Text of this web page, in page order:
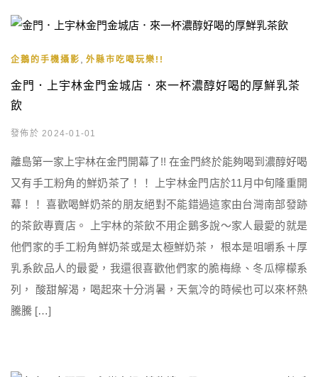
企鵝的手機攝影 外縣市吃喝玩樂!!
金門．上宇林金門金城店．來一杯濃醇好喝的厚鮮乳茶
飲
發佈於 2024-01-01
離島第一家上宇林在金門開幕了!! 在金門終於能夠喝到濃醇好喝
又有手工粉角的鮮奶茶了！！ 上宇林金門店於11月中旬隆重開
幕！！ 喜歡喝鮮奶茶的朋友絕對不能錯過這家由台灣南部發跡
的茶飲專賣店。 上宇林的茶飲不用企鵝多說～家人最愛的就是
他們家的手工粉角鮮奶茶或是太極鮮奶茶， 根本是咀嚼系＋厚
乳系飲品人的最愛，我還很喜歡他們家的脆梅綠、冬瓜檸檬系
列， 酸甜解渴，喝起來十分消暑，天氣冷的時候也可以來杯熱
騰騰 […]